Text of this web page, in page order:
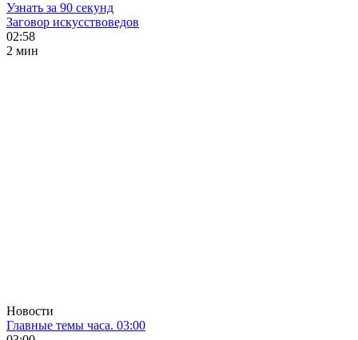
Узнать за 90 секунд
Заговор искусствоведов
02:58
2 мин
Новости
Главные темы часа. 03:00